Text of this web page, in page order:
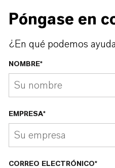
Póngase en
¿En qué podemos
NOMBRE*
EMPRESA*
CORREO ELECTRÓNICO*